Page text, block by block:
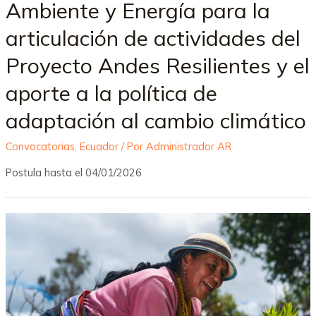
Ambiente y Energía para la
articulación de actividades del
Proyecto Andes Resilientes y el
aporte a la política de
adaptación al cambio climático
Convocatorias, Ecuador/ Por Administrador AR
Postula hasta el 04/01/2026